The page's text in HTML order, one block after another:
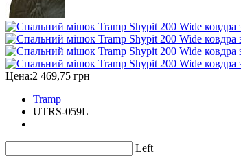
Цена:2 469,75 грн
Tramp
UTRS-059L
Left